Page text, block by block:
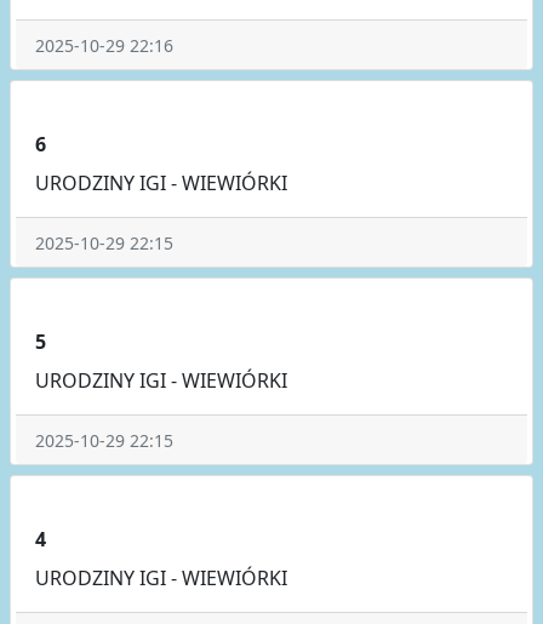
2025-10-29 22:16
6
URODZINY IGI - WIEWIÓRKI
2025-10-29 22:15
5
URODZINY IGI - WIEWIÓRKI
2025-10-29 22:15
4
URODZINY IGI - WIEWIÓRKI